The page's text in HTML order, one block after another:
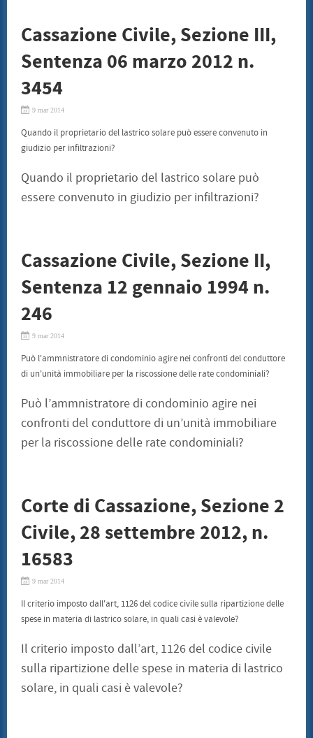
Cassazione Civile, Sezione III,
Sentenza 06 marzo 2012 n.
3454
9 mar 2014
Quando il proprietario del lastrico solare può essere convenuto in
giudizio per infiltrazioni?
Quando il proprietario del lastrico solare può
essere convenuto in giudizio per infiltrazioni?
Cassazione Civile, Sezione II,
Sentenza 12 gennaio 1994 n.
246
9 mar 2014
Può l'ammnistratore di condominio agire nei confronti del conduttore
di un'unità immobiliare per la riscossione delle rate condominiali?
Può l’ammnistratore di condominio agire nei
confronti del conduttore di un’unità immobiliare
per la riscossione delle rate condominiali?
Corte di Cassazione, Sezione 2
Civile, 28 settembre 2012, n.
16583
9 mar 2014
Il criterio imposto dall'art, 1126 del codice civile sulla ripartizione delle
spese in materia di lastrico solare, in quali casi è valevole?
Il criterio imposto dall’art, 1126 del codice civile
sulla ripartizione delle spese in materia di lastrico
solare, in quali casi è valevole?